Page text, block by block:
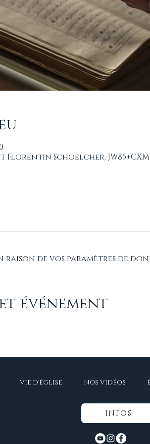
Florentin Schoelcher,
raison de vos paramètres de
événement
VIE D'ÉGLISE NOS VIDÉOS
INFOS